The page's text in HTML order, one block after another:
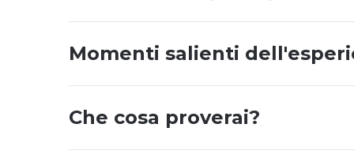
Momenti salienti
Che cosa proverai?